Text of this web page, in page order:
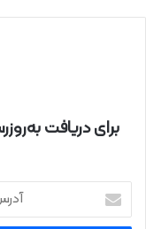
برای دریافت